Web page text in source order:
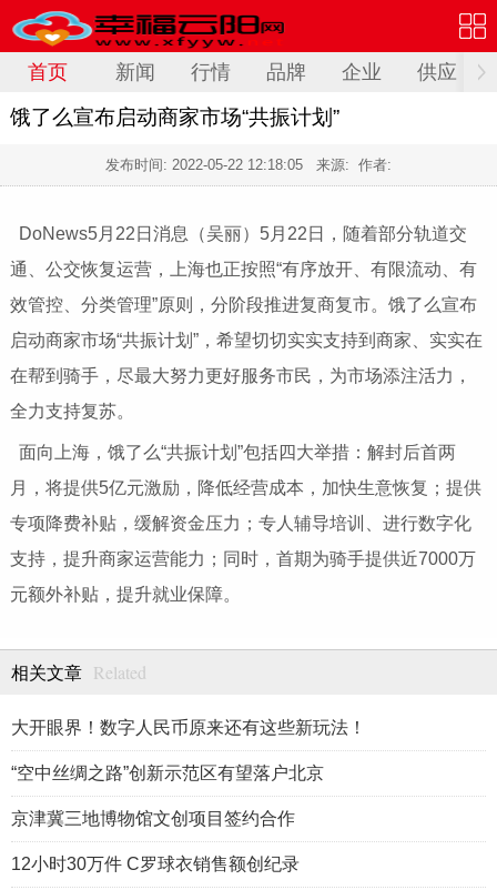
首页 新闻 行情 品牌 企业 供应
饿了么宣布启动商家市场“共振计划”
发布时间: 2022-05-22 12:18:05 来源: 作者:
DoNews5月22日消息（吴丽）5月22日，随着部分轨道交
通、公交恢复运营，上海也正按照“有序放开、有限流动、有
效管控、分类管理”原则，分阶段推进复商复市。饿了么宣布
启动商家市场“共振计划”，希望切切实实支持到商家、实实在
在帮到骑手，尽最大努力更好服务市民，为市场添注活力，
全力支持复苏。
面向上海，饿了么“共振计划”包括四大举措：解封后首两
月，将提供5亿元激励，降低经营成本，加快生意恢复；提供
专项降费补贴，缓解资金压力；专人辅导培训、进行数字化
支持，提升商家运营能力；同时，首期为骑手提供近7000万
元额外补贴，提升就业保障。
相关文章 Related
大开眼界！数字人民币原来还有这些新玩法！
“空中丝绸之路”创新示范区有望落户北京
京津冀三地博物馆文创项目签约合作
12小时30万件 C罗球衣销售额创纪录